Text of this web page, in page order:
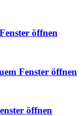
öffnen
Fenster öffnen
öffnen